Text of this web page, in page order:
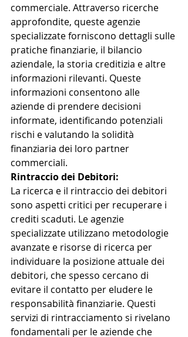
commerciale. Attraverso ricerche
approfondite, queste agenzie
specializzate forniscono dettagli sulle
pratiche finanziarie, il bilancio
aziendale, la storia creditizia e altre
informazioni rilevanti. Queste
informazioni consentono alle
aziende di prendere decisioni
informate, identificando potenziali
rischi e valutando la solidità
finanziaria dei loro partner
commerciali.
Rintraccio dei Debitori:
La ricerca e il rintraccio dei debitori
sono aspetti critici per recuperare i
crediti scaduti. Le agenzie
specializzate utilizzano metodologie
avanzate e risorse di ricerca per
individuare la posizione attuale dei
debitori, che spesso cercano di
evitare il contatto per eludere le
responsabilità finanziarie. Questi
servizi di rintracciamento si rivelano
fondamentali per le aziende che